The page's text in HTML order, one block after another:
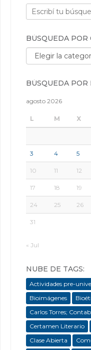
BÚSQUEDA POR
Búsqueda por
BÚSQUEDA POR
agosto 2026
L M X
3 4 5
10 11 12
17 18 19
24 25 26
31
« Jul
NUBE DE TAGS:
Actividades pre-
Bioimágenes
Carlos Torres;
Certamen Literario
Clase Abierta